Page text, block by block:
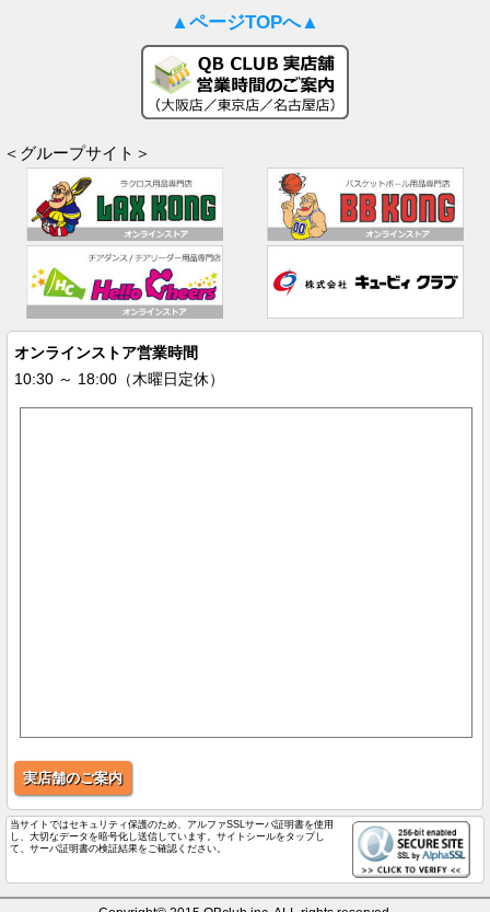
▲ページTOPへ▲
＜グループサイト＞
オンラインストア営業時間
10:30 ～ 18:00（木曜日定休）
実店舗のご案内
当サイトではセキュリティ保護のため、アルファSSLサーバ証明書を使用
し、大切なデータを暗号化し送信しています。サイトシールをタップし
て、サーバ証明書の検証結果をご確認ください。